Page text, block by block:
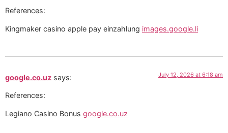
References:
Kingmaker casino apple pay einzahlung images.google.li
google.co.uz says: July 12, 2026 at 6:18 am
References:
Legiano Casino Bonus google.co.uz